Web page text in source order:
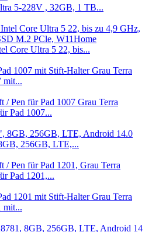
5-228V , 32GB, 1 TB...
Core Ultra 5 22, bis...
Terra
mit...
Terra
Pad 1007...
256GB, LTE,...
Terra
Pad 1201,...
Terra
mit...